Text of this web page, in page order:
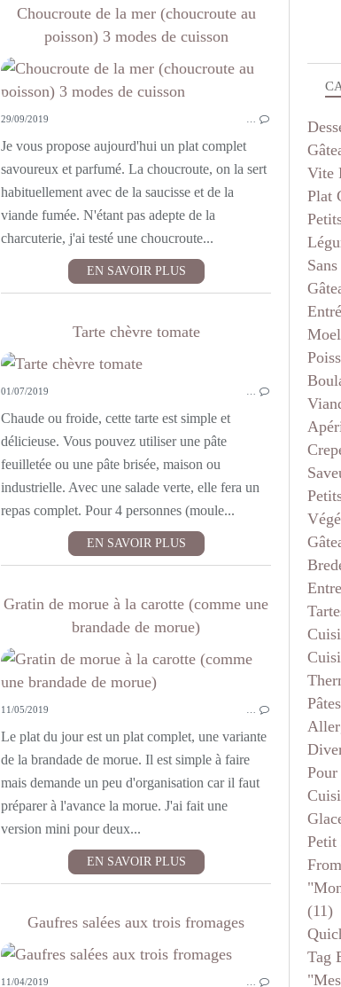
VÉGÉTARIEN
SANS VIANDE
PLAT COMPLET
LÉGUMES
POUR LA LIGNE
Choucroute de la mer (choucroute au
poisson) 3 modes de cuisson
29/09/2019
Je vous propose aujourd'hui un plat complet
savoureux et parfumé. La choucroute, on la sert
habituellement avec de la saucisse et de la
viande fumée. N'étant pas adepte de la
charcuterie, j'ai testé une choucroute...
EN SAVOIR PLUS
ENTRÉES
SANS VIANDE
VITE FAIT
PLAT COMPLET
TARTES
Tarte chèvre tomate
01/07/2019
Chaude ou froide, cette tarte est simple et
délicieuse. Vous pouvez utiliser une pâte
feuilletée ou une pâte brisée, maison ou
industrielle. Avec une salade verte, elle fera un
repas complet. Pour 4 personnes (moule...
EN SAVOIR PLUS
LÉGUMES
PLAT COMPLET
Gratin de morue à la carotte (comme une
brandade de morue)
11/05/2019
Le plat du jour est un plat complet, une variante
de la brandade de morue. Il est simple à faire
mais demande un peu d'organisation car il faut
préparer à l'avance la morue. J'ai fait une
version mini pour deux...
EN SAVOIR PLUS
APÉRITIF
FROMAGE
PLAT COMPLET
Gaufres salées aux trois fromages
11/04/2019
Vite
Plat
Petit
(11)
Tag